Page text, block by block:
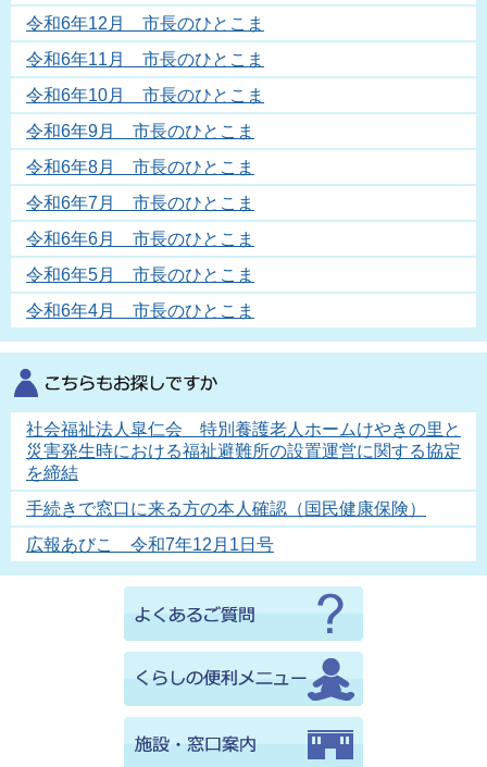
令和6年12月 市長のひとこま
令和6年11月 市長のひとこま
令和6年10月 市長のひとこま
令和6年9月 市長のひとこま
令和6年8月 市長のひとこま
令和6年7月 市長のひとこま
令和6年6月 市長のひとこま
令和6年5月 市長のひとこま
令和6年4月 市長のひとこま
社会福祉法人皐仁会 特別養護老人ホームけやきの里と
災害発生時における福祉避難所の設置運営に関する協定
を締結
手続きで窓口に来る方の本人確認（国民健康保険）
広報あびこ 令和7年12月1日号